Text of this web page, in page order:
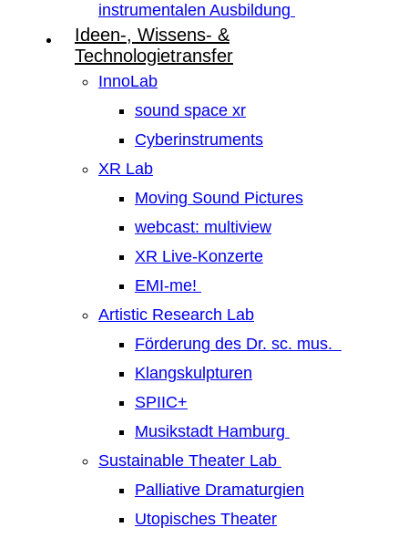
instrumentalen Ausbildung
Ideen-, Wissens- &
Technologietransfer
InnoLab
sound space xr
Cyberinstruments
XR Lab
Moving Sound Pictures
webcast: multiview
XR Live-Konzerte
EMI-me!
Artistic Research Lab
Förderung des Dr. sc. mus.
Klangskulpturen
SPIIC+
Musikstadt Hamburg
Sustainable Theater Lab
Palliative Dramaturgien
Utopisches Theater